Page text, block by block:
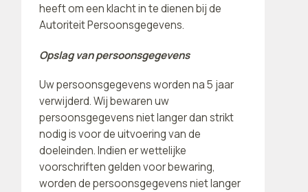
heeft om een ​​klacht in te dienen bij de
Autoriteit Persoonsgegevens.
Opslag van persoonsgegevens
Uw persoonsgegevens worden na 5 jaar
verwijderd. Wij bewaren uw
persoonsgegevens niet langer dan strikt
nodig is voor de uitvoering van de
doeleinden. Indien er wettelijke
voorschriften gelden voor bewaring,
worden de persoonsgegevens niet langer